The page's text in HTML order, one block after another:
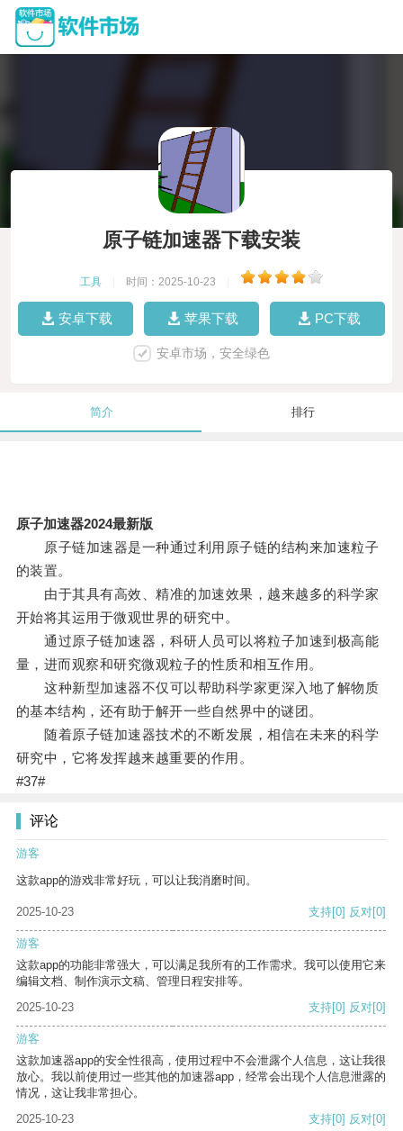
原子链加速器下载安装
工具 时间：2025-10-23
安卓下载 苹果下载 PC下载
安卓市场，安全绿色
简介 排行
原子加速器2024最新版
原子链加速器是一种通过利用原子链的结构来加速粒子
的装置。
由于其具有高效、精准的加速效果，越来越多的科学家
开始将其运用于微观世界的研究中。
通过原子链加速器，科研人员可以将粒子加速到极高能
量，进而观察和研究微观粒子的性质和相互作用。
这种新型加速器不仅可以帮助科学家更深入地了解物质
的基本结构，还有助于解开一些自然界中的谜团。
随着原子链加速器技术的不断发展，相信在未来的科学
研究中，它将发挥越来越重要的作用。
#37#
评论
游客
这款app的游戏非常好玩，可以让我消磨时间。
2025-10-23 支持[0] 反对[0]
游客
这款app的功能非常强大，可以满足我所有的工作需求。我可以使用它来
编辑文档、制作演示文稿、管理日程安排等。
2025-10-23
支持[0] 反对[0]
游客
这款加速器app的安全性很高，使用过程中不会泄露个人信息，这让我很
放心。我以前使用过一些其他的加速器app，经常会出现个人信息泄露的
情况，这让我非常担心。
2025-10-23
支持[0] 反对[0]